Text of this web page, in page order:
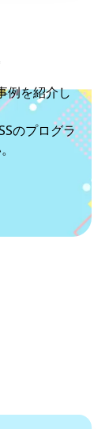
例を紹介し
のプログラ